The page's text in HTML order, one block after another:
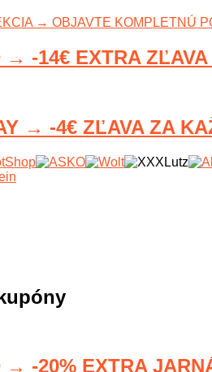
→ -14€ EXTRA
→ -4€ ZĽAVA ZA
→ -20% EXTRA